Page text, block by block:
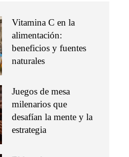
Vitamina C en la
alimentación:
beneficios y fuentes
naturales
Juegos de mesa
milenarios que
desafían la mente y la
estrategia